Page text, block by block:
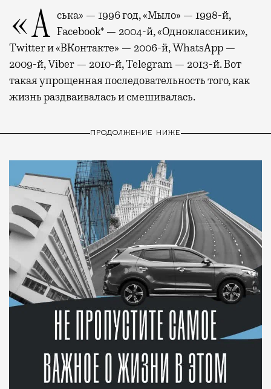
«Аська» — 1996 год, «Мыло» — 1998-й, Facebook* — 2004-й, «Одноклассники»,
Twitter и «ВКонтакте» — 2006-й, WhatsApp —
2009-й, Viber — 2010-й, Telegram — 2013-й. Вот
такая упрощенная последовательность того, как
жизнь раздваивалась и смешивалась.
ПРОДОЛЖЕНИЕ НИЖЕ